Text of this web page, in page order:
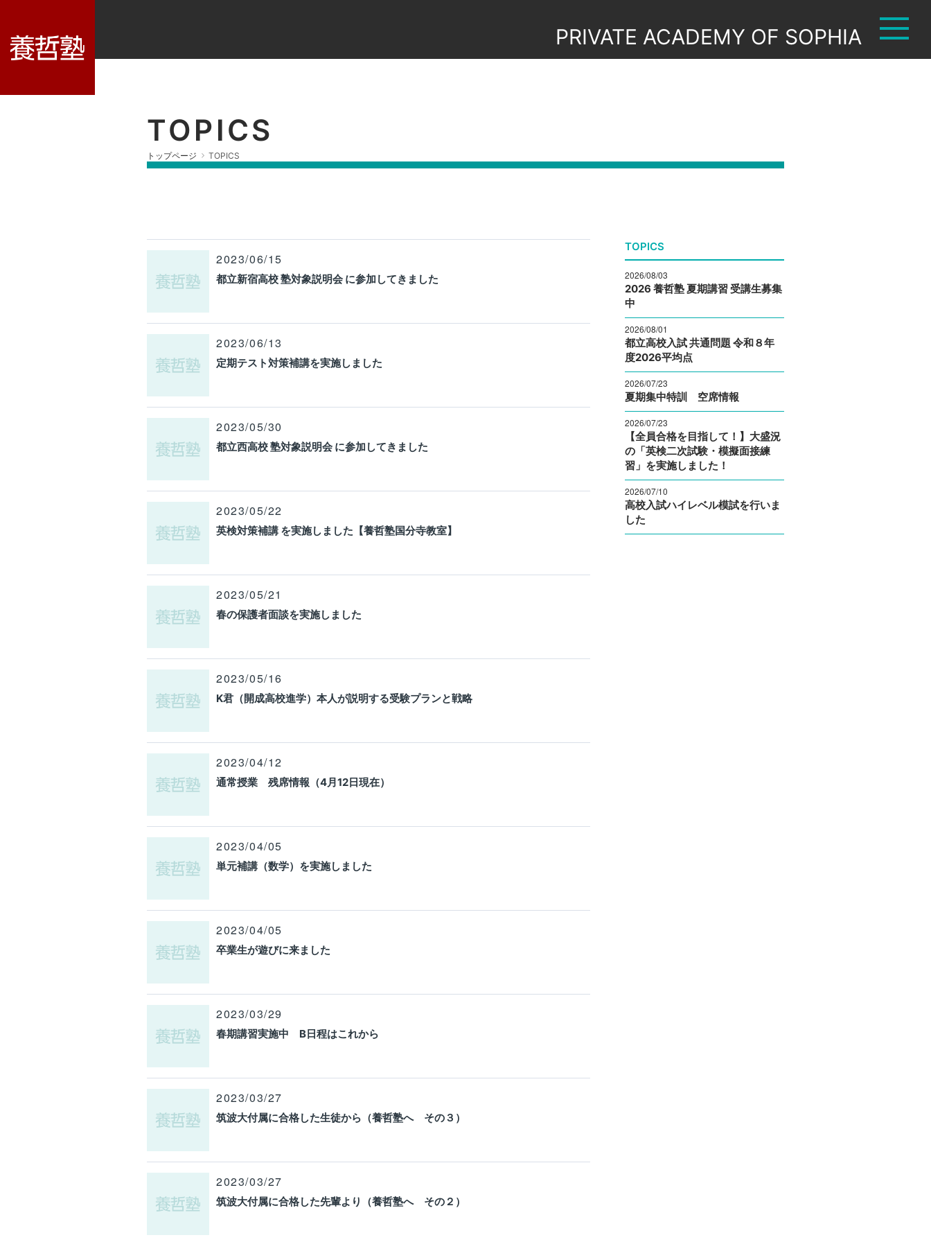
PRIVATE ACADEMY OF SOPHIA
TOPICS
トップページ TOPICS
2023/06/15
都立新宿高校 塾対象説明会 に参加してきました
2023/06/13
定期テスト対策補講を実施しました
2023/05/30
都立西高校 塾対象説明会 に参加してきました
2023/05/22
英検対策補講 を実施しました【養哲塾国分寺教室】
2023/05/21
春の保護者面談を実施しました
2023/05/16
K君（開成高校進学）本人が説明する受験プランと戦略
2023/04/12
通常授業 残席情報（4月12日現在）
2023/04/05
単元補講（数学）を実施しました
2023/04/05
卒業生が遊びに来ました
2023/03/29
春期講習実施中 B日程はこれから
2023/03/27
筑波大付属に合格した生徒から（養哲塾へ その３）
2023/03/27
筑波大付属に合格した先輩より（養哲塾へ その２）
TOPICS
2026/08/03
2026 養哲塾 夏期講習 受講生募集
中
2026/08/01
都立高校入試 共通問題 令和８年
度2026平均点
2026/07/23
夏期集中特訓 空席情報
2026/07/23
【全員合格を目指して！】大盛況
の「英検二次試験・模擬面接練
習」を実施しました！
2026/07/10
高校入試ハイレベル模試を行いま
した